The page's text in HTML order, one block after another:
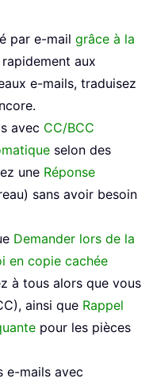
par e-mail grâce à la
aux
e-mails, traduisez
avec CC/BCC
selon des
une Réponse
sans avoir besoin
Demander lors de la
en copie cachée
à tous alors que vous
ainsi que Rappel
pour les pièces
e-mails avec